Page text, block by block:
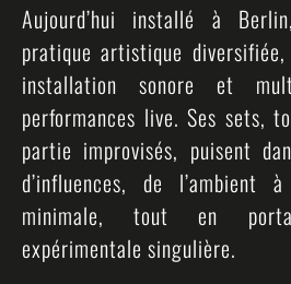
Aujourd’hui installé à
pratique artistique
installation sonore et
performances live. Ses sets,
partie improvisés, puisent
d’influences, de
minimale, tout en
expérimentale singulière.